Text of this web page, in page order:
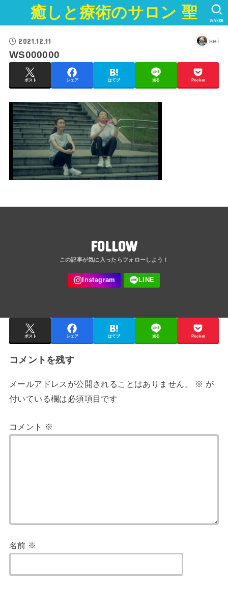
癒しと療術のサロン 聖 SEARCH
2021.12.11 sei
WS000000
ポスト シェア はてブ 送る Pocket
FOLLOW
ポスト シェア はてブ 送る Pocket
コメントを残す
メールアドレスが公開されることはありません。 ※ が
付いている欄は必須項目です
コメント ※
名前 ※